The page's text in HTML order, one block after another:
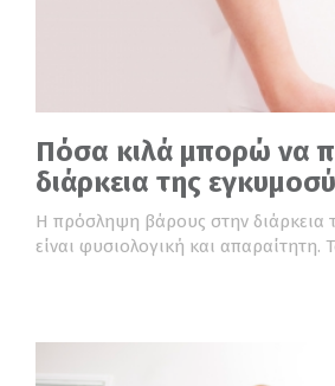
Πόσα κιλά μπορώ να
διάρκεια της
Η πρόσληψη βάρους στην διάρκεια
είναι φυσιολογική και απαραίτητη.